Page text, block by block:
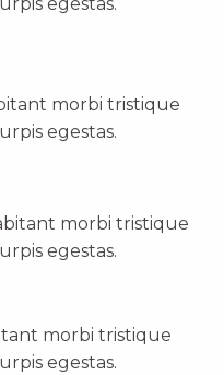
egestas.
morbi tristique
egestas.
morbi tristique
egestas.
morbi tristique
egestas.